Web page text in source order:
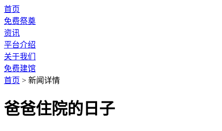
首页
免费祭奠
资讯
平台介绍
关于我们
免费建馆
首页 > 新闻详情
爸爸住院的日子